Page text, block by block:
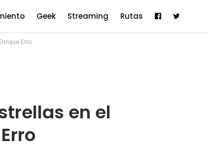
Geek Streaming Rutas
Erro
en el